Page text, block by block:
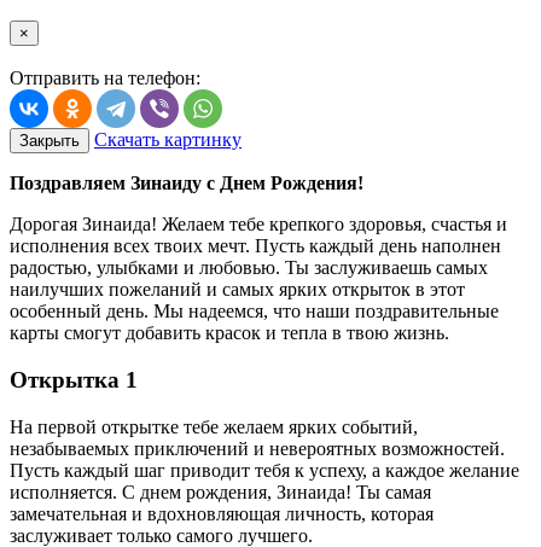
×
Отправить на телефон:
Закрыть Скачать картинку
Поздравляем Зинаиду с Днем Рождения!
Дорогая Зинаида! Желаем тебе крепкого здоровья, счастья и
исполнения всех твоих мечт. Пусть каждый день наполнен
радостью, улыбками и любовью. Ты заслуживаешь самых
наилучших пожеланий и самых ярких открыток в этот
особенный день. Мы надеемся, что наши поздравительные
карты смогут добавить красок и тепла в твою жизнь.
Открытка 1
На первой открытке тебе желаем ярких событий,
незабываемых приключений и невероятных возможностей.
Пусть каждый шаг приводит тебя к успеху, а каждое желание
исполняется. С днем рождения, Зинаида! Ты самая
замечательная и вдохновляющая личность, которая
заслуживает только самого лучшего.